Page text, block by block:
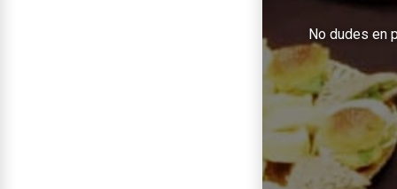
No dudes en